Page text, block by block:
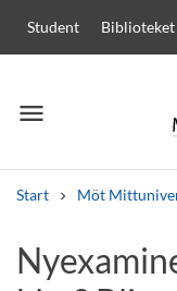
Student Biblioteket
menu
Meny
Start Möt
Andra